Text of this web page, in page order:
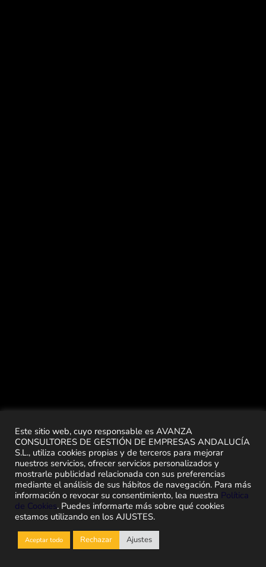
Este sitio web, cuyo responsable es AVANZA
CONSULTORES DE GESTIÓN DE EMPRESAS ANDALUCÍA
S.L., utiliza cookies propias y de terceros para mejorar
nuestros servicios, ofrecer servicios personalizados y
mostrarle publicidad relacionada con sus preferencias
mediante el análisis de sus hábitos de navegación. Para más
información o revocar su consentimiento, lea nuestra Política
de Cookies. Puedes informarte más sobre qué cookies
estamos utilizando en los AJUSTES.
Aceptar todo Rechazar Ajustes